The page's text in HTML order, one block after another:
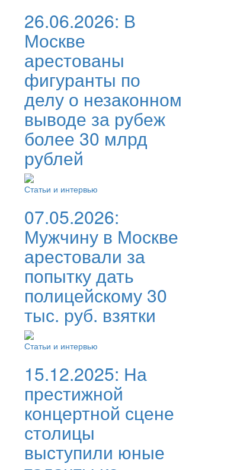
26.06.2026: В
Москве
арестованы
фигуранты по
делу о незаконном
выводе за рубеж
более 30 млрд
рублей
Статьи и интервью
07.05.2026:
Мужчину в Москве
арестовали за
попытку дать
полицейскому 30
тыс. руб. взятки
Статьи и интервью
15.12.2025: На
престижной
концертной сцене
столицы
выступили юные